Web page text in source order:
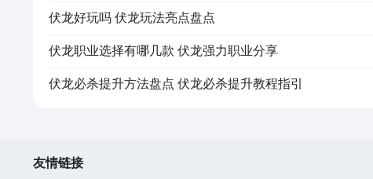
为玩家呈现出独特的游戏风格
介绍下《伏龙...
伏龙好玩吗 伏龙玩法亮点盘点
伏龙职业选择有哪几款 伏龙强力职业分享
伏龙必杀提升方法盘点 伏龙必杀提升教程指引
友情链接